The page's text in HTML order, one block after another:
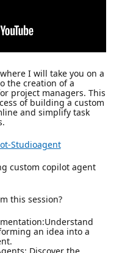
I will take you on a
the creation of a
project managers. This
of building a custom
and simplify task
Studioagent
custom copilot agent
this session?
an idea into a
Discover the